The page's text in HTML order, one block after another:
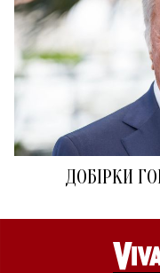
ДОБІРКИ